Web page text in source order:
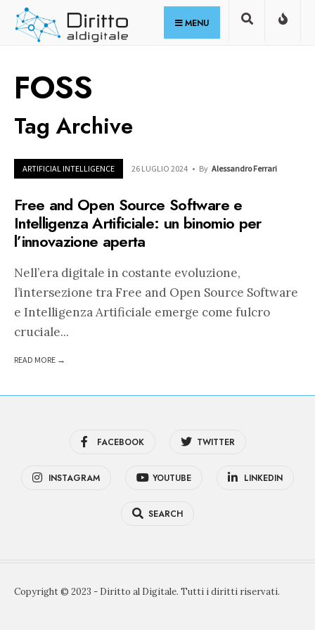
Skip
MENU
FOSS
Tag Archive
ARTIFICIAL INTELLIGENCE 26 LUGLIO 2024 • By Alessandro Ferrari
Free and Open Source Software e
Intelligenza Artificiale: un binomio per
l’innovazione aperta
Nell’era digitale in costante evoluzione,
l’intersezione tra Free and Open Source Software
e Intelligenza Artificiale emerge come fulcro
cruciale...
READ MORE →
FACEBOOK TWITTER
INSTAGRAM YOUTUBE LINKEDIN
SEARCH
Copyright © 2023 - Diritto al Digitale. Tutti i diritti riservati.